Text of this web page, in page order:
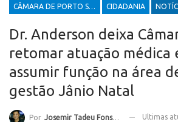
CÂMARA DE PORTO SEGURO CIDADANIA
Dr. Anderson deixa
retomar atuação médica
assumir função na área
gestão Jânio Natal
Por Josemir Tadeu Fonseca Ultimas